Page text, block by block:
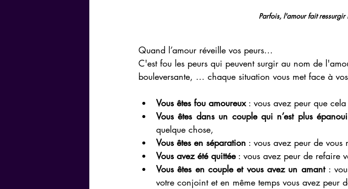
Parfois, l'amour fait ressurgir
Quand l’amour réveille vos peurs...
C'est fou les peurs qui peuvent surgir au nom de
bouleversante, ... chaque situation vous met face à
Vous êtes fou amoureux : vous avez peur que cela
Vous êtes dans un couple qui n’est plus épanoui
quelque chose,
Vous êtes en séparation : vous avez peur de vous
Vous avez été quittée : vous avez peur de refaire
Vous êtes en couple et vous avez un amant :
votre conjoint et en même temps vous avez peur